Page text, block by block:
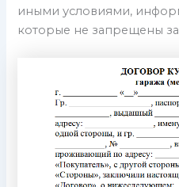
иными условиями,
которые не запрещены